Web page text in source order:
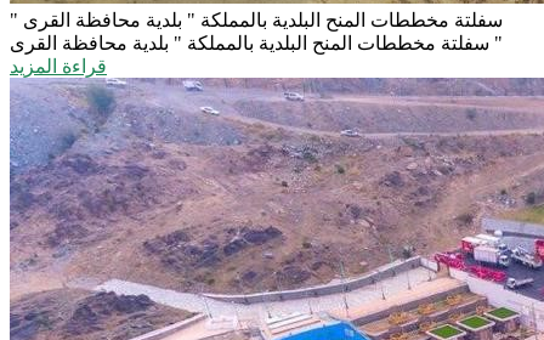
سفلتة مخططات المنح البلدية بالمملكة " بلدية محافظة القرى "
سفلتة مخططات المنح البلدية بالمملكة " بلدية محافظة القرى "
قراءة المزيد